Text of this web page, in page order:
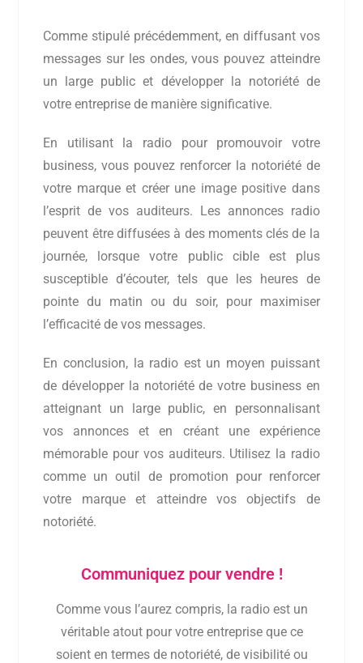
Comme stipulé précédemment, en diffusant vos
messages sur les ondes, vous pouvez atteindre
un large public et développer la notoriété de
votre entreprise de manière significative.
En utilisant la radio pour promouvoir votre
business, vous pouvez renforcer la notoriété de
votre marque et créer une image positive dans
l’esprit de vos auditeurs. Les annonces radio
peuvent être diffusées à des moments clés de la
journée, lorsque votre public cible est plus
susceptible d’écouter, tels que les heures de
pointe du matin ou du soir, pour maximiser
l’efficacité de vos messages.
En conclusion, la radio est un moyen puissant
de développer la notoriété de votre business en
atteignant un large public, en personnalisant
vos annonces et en créant une expérience
mémorable pour vos auditeurs. Utilisez la radio
comme un outil de promotion pour renforcer
votre marque et atteindre vos objectifs de
notoriété.
Communiquez pour vendre !
Comme vous l’aurez compris, la radio est un
véritable atout pour votre entreprise que ce
soient en termes de notoriété, de visibilité ou